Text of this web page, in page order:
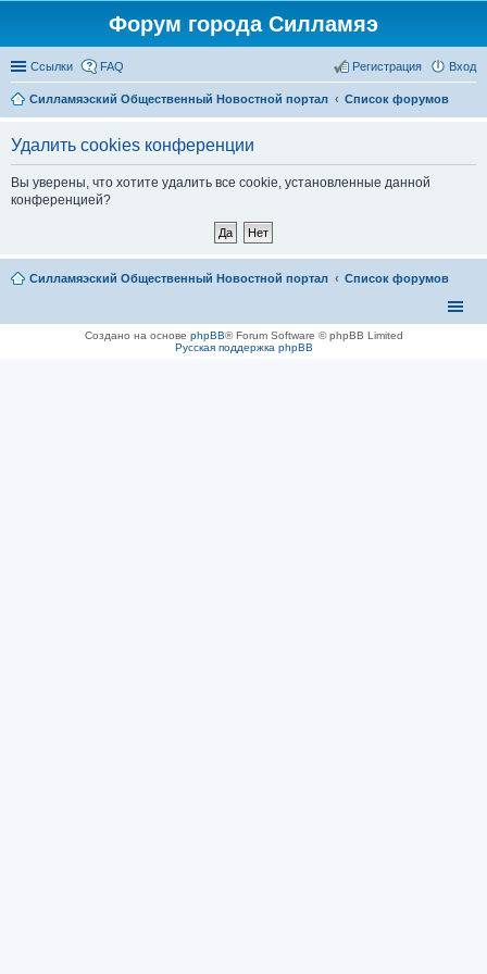
Форум города Силламяэ
Ссылки FAQ Вход
Регистрация
Силламяэский Общественный Новостной портал Список форумов
Удалить cookies конференции
Вы уверены, что хотите удалить все cookie, установленные данной
конференцией?
Силламяэский Общественный Новостной портал Список форумов
Создано на основе phpBB® Forum Software © phpBB Limited
Русская поддержка phpBB